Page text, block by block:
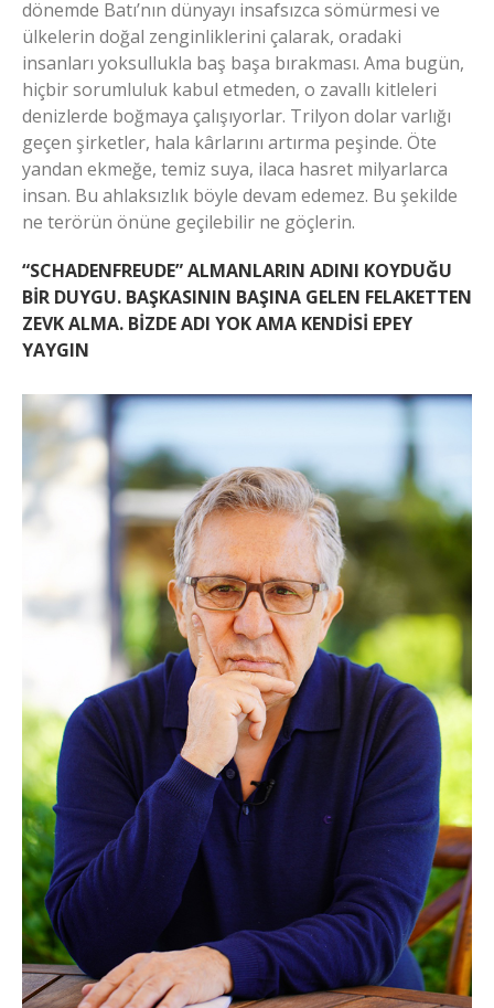
dönemde Batı’nın dünyayı insafsızca sömürmesi ve
ülkelerin doğal zenginliklerini çalarak, oradaki
insanları yoksullukla baş başa bırakması. Ama bugün,
hiçbir sorumluluk kabul etmeden, o zavallı kitleleri
denizlerde boğmaya çalışıyorlar. Trilyon dolar varlığı
geçen şirketler, hala kârlarını artırma peşinde. Öte
yandan ekmeğe, temiz suya, ilaca hasret milyarlarca
insan. Bu ahlaksızlık böyle devam edemez. Bu şekilde
ne terörün önüne geçilebilir ne göçlerin.
“SCHADENFREUDE” ALMANLARIN ADINI KOYDUĞU
BİR DUYGU. BAŞKASININ BAŞINA GELEN FELAKETTEN
ZEVK ALMA. BİZDE ADI YOK AMA KENDİSİ EPEY
YAYGIN